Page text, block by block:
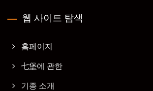
웹 사이트 탐색
홈페이지
七堡에 관한
기종 소개